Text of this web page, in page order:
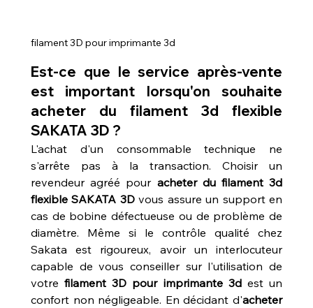
filament 3D pour imprimante 3d
Est-ce que le service après-vente
est important lorsqu'on souhaite
acheter du filament 3d flexible
SAKATA 3D ?
L'achat d'un consommable technique ne
s'arrête pas à la transaction. Choisir un
revendeur agréé pour acheter du filament 3d
flexible SAKATA 3D vous assure un support en
cas de bobine défectueuse ou de problème de
diamètre. Même si le contrôle qualité chez
Sakata est rigoureux, avoir un interlocuteur
capable de vous conseiller sur l'utilisation de
votre filament 3D pour imprimante 3d est un
confort non négligeable. En décidant d'acheter